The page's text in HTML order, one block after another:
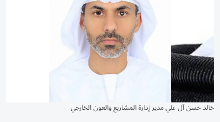
خالد حسن آل علي مدير إدارة المشاريع والعون الخارجي